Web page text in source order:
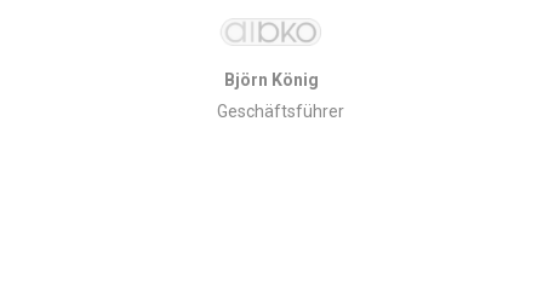
Björn König
Geschäftsführer